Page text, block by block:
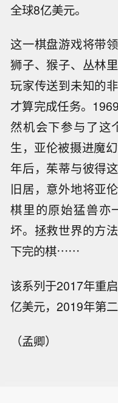
全球8亿美元。
这一棋盘游戏将带
狮子、猴子、丛林
玩家传送到未知的
才算完成任务。
然机会下参与了这
生，亚伦被摄进魔
年后，茱蒂与彼得
旧居，意外地将亚
棋里的原始猛兽亦
坏。拯救世界的方
下完的棋⋯⋯
该系列于2017年重
亿美元，2019年第
（孟卿）